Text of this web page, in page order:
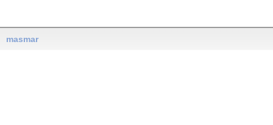
masmar